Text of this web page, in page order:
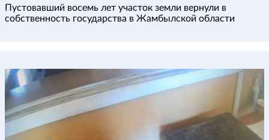
Пустовавший восемь лет участок земли вернули в
собственность государства в Жамбылской области